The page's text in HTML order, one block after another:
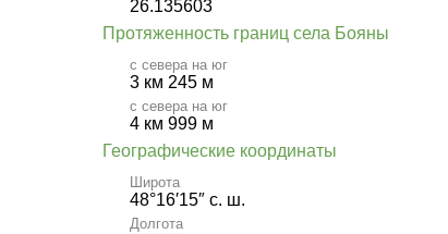
26.135603
Протяженность границ села Бояны
с севера на юг
3 км 245 м
с севера на юг
4 км 999 м
Географические координаты
Широта
48°16′15″ с. ш.
Долгота